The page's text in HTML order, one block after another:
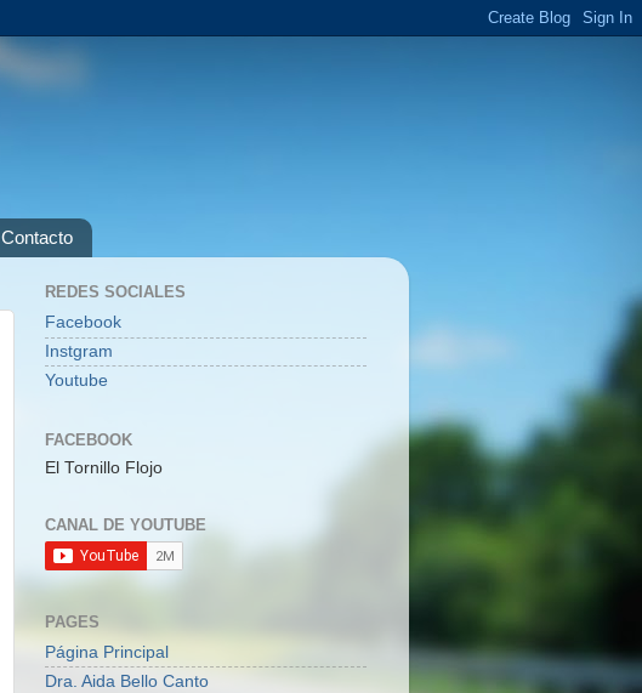
Contacto
REDES SOCIALES
Facebook
Instgram
Youtube
FACEBOOK
El Tornillo Flojo
CANAL DE YOUTUBE
PAGES
Página Principal
Dra. Aida Bello Canto